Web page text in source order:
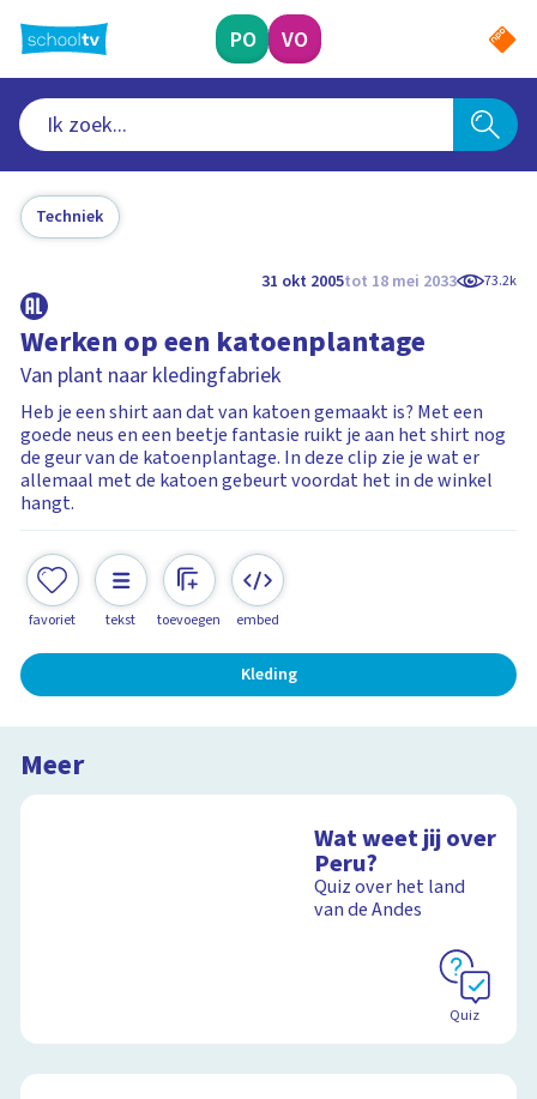
naar
hoofdinhoud
PO VO
Techniek
31 okt 2005tot 18 mei 2033 73.2k
Werken op een katoenplantage
Van plant naar kledingfabriek
Heb je een shirt aan dat van katoen gemaakt is? Met een
goede neus en een beetje fantasie ruikt je aan het shirt nog
de geur van de katoenplantage. In deze clip zie je wat er
allemaal met de katoen gebeurt voordat het in de winkel
hangt.
favoriet tekst toevoegen embed
Kleding
Meer
Wat weet jij over
Peru?
Quiz over het land
van de Andes
Quiz